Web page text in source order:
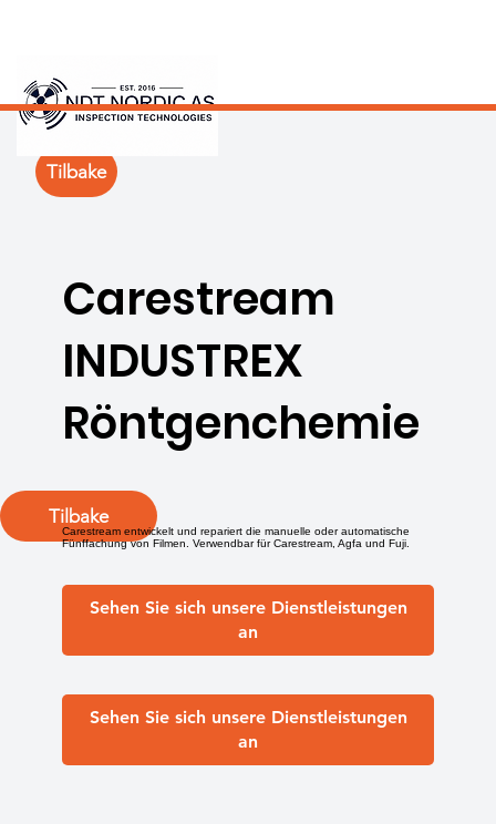
Tilbake
Carestream
INDUSTREX
Röntgenchemie
Carestream entwickelt und repariert die manuelle oder automatische
Fünffachung von Filmen. Verwendbar für Carestream, Agfa und Fuji.
Sehen Sie sich unsere Dienstleistungen
an
Sehen Sie sich unsere Dienstleistungen
an
Tilbake